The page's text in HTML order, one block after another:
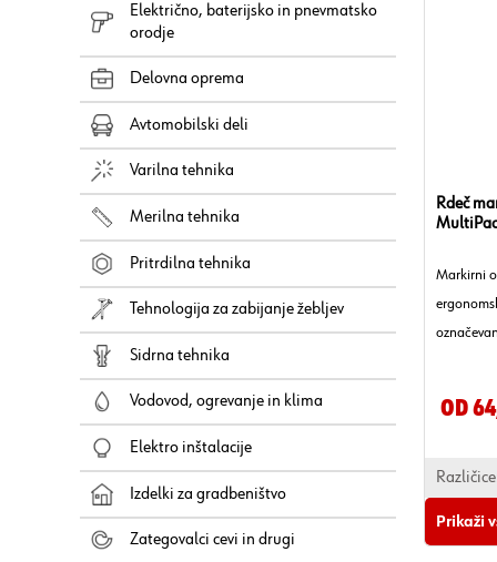
Električno, baterijsko in pnevmatsko
orodje
Delovna oprema
Avtomobilski deli
Varilna tehnika
Merilna tehnika
Pritrdilna tehnika
Tehnologija za zabijanje žebljev
Sidrna tehnika
Vodovod, ogrevanje in klima
Elektro inštalacije
Izdelki za gradbeništvo
Zategovalci cevi in drugi
Rdeč
Od
Markirni
Prikaži